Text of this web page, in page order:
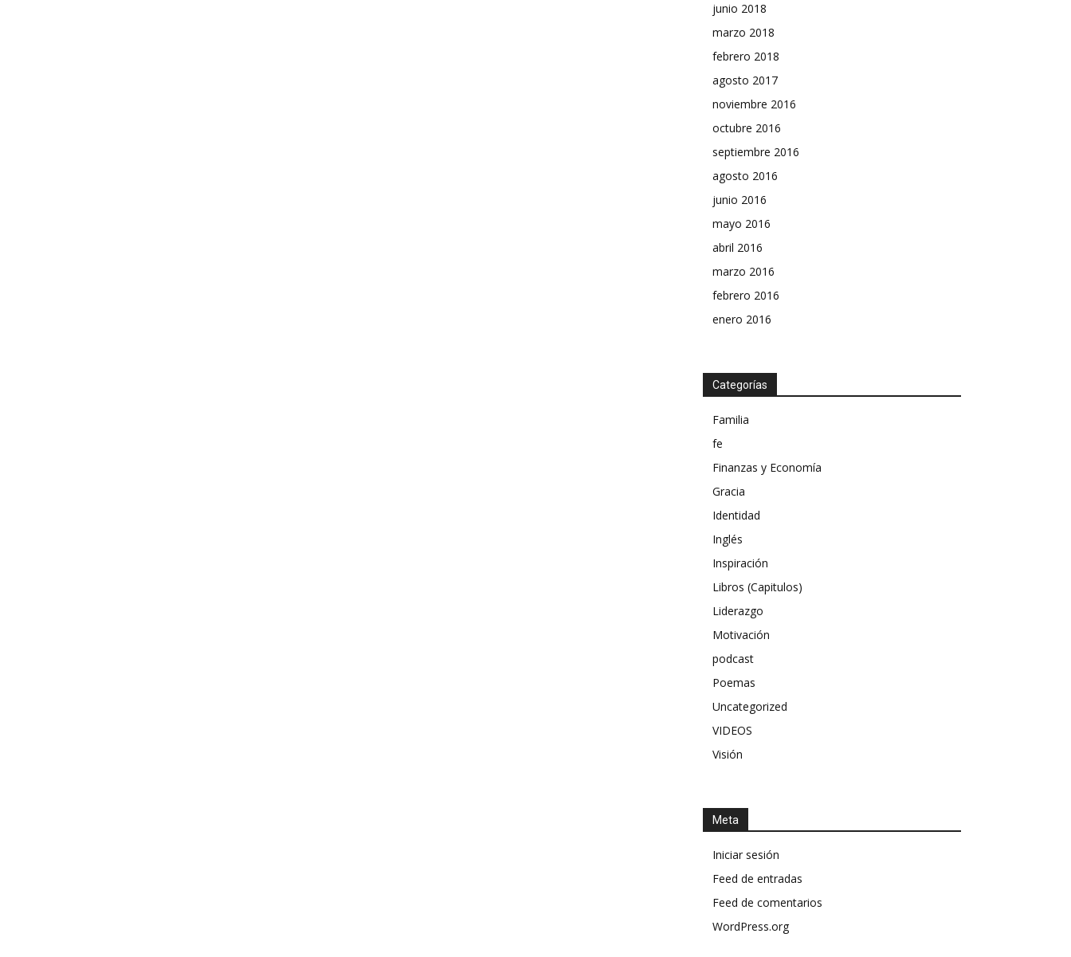
junio 2018
marzo 2018
febrero 2018
agosto 2017
noviembre 2016
octubre 2016
septiembre 2016
agosto 2016
junio 2016
mayo 2016
abril 2016
marzo 2016
febrero 2016
enero 2016
Categorías
Familia
fe
Finanzas y Economía
Gracia
Identidad
Inglés
Inspiración
Libros (Capitulos)
Liderazgo
Motivación
podcast
Poemas
Uncategorized
VIDEOS
Visión
Meta
Iniciar sesión
Feed de entradas
Feed de comentarios
WordPress.org